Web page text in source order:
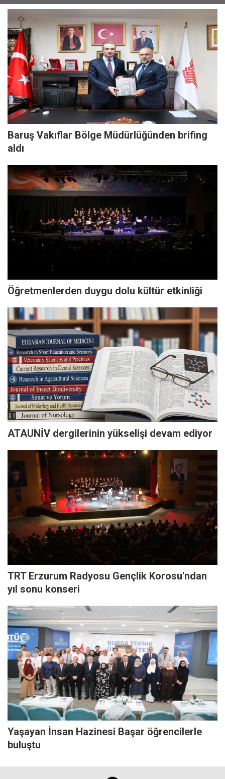
Baruş Vakıflar Bölge Müdürlüğünden brifing
aldı
Öğretmenlerden duygu dolu kültür etkinliği
ATAUNİV dergilerinin yükselişi devam ediyor
TRT Erzurum Radyosu Gençlik Korosu'ndan
yıl sonu konseri
Yaşayan İnsan Hazinesi Başar öğrencilerle
buluştu